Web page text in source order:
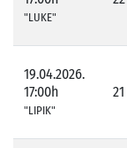
"LUKE"
19.04.2026.
17:00h
"LIPIK"
21